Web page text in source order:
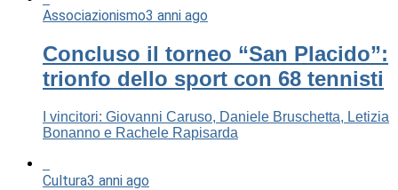
Associazionismo3 anni ago
Concluso il torneo “San Placido”:
trionfo dello sport con 68 tennisti
I vincitori: Giovanni Caruso, Daniele Bruschetta, Letizia
Bonanno e Rachele Rapisarda
Cultura3 anni ago